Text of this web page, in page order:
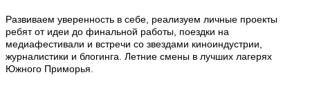
Развиваем уверенность в себе, реализуем личные проекты
ребят от идеи до финальной работы, поездки на
медиафестивали и встречи со звездами киноиндустрии,
журналистики и блогинга. Летние смены в лучших лагерях
Южного Приморья.